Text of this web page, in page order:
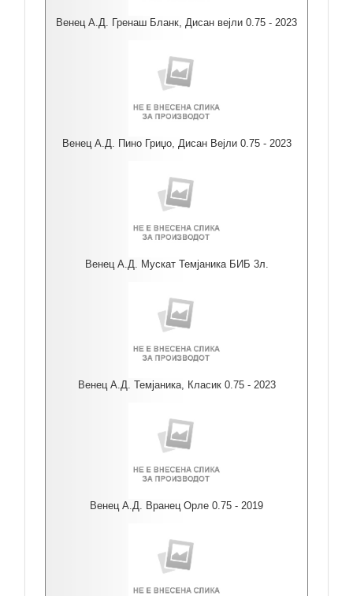
Венец А.Д. Гренаш Бланк, Дисан вејли 0.75 - 2023
Венец А.Д. Пино Гриџо, Дисан Вејли 0.75 - 2023
Венец А.Д. Мускат Темјаника БИБ 3л.
Венец А.Д. Темјаника, Класик 0.75 - 2023
Венец А.Д. Вранец Орле 0.75 - 2019